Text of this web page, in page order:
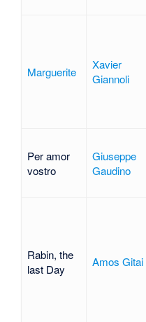
Marguerite
Xavier
Giannoli
Per amor
vostro
Giuseppe
Gaudino
Rabin, the
last Day
Amos Gitai